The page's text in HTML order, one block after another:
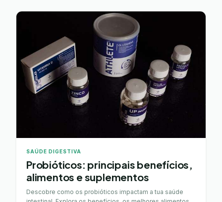
SAÚDE DIGESTIVA
Probióticos: principais benefícios,
alimentos e suplementos
Descobre como os probióticos impactam a tua saúde